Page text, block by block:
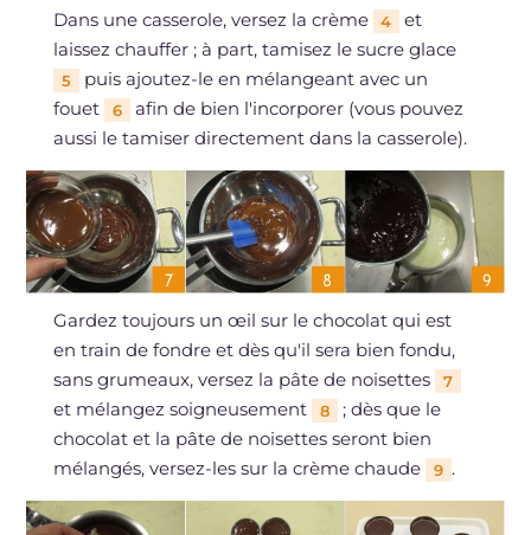
Dans une casserole, versez la crème 4
et
laissez chauffer ; à part, tamisez le sucre glace
5
puis ajoutez-le en mélangeant avec un
fouet
6
afin de bien l'incorporer (vous pouvez
aussi le tamiser directement dans la casserole).
Gardez toujours un œil sur le chocolat qui est
en train de fondre et dès qu'il sera bien fondu,
sans grumeaux, versez la pâte de noisettes
7
et mélangez soigneusement 8
; dès que le
chocolat et la pâte de noisettes seront bien
mélangés, versez-les sur la crème chaude
9 .